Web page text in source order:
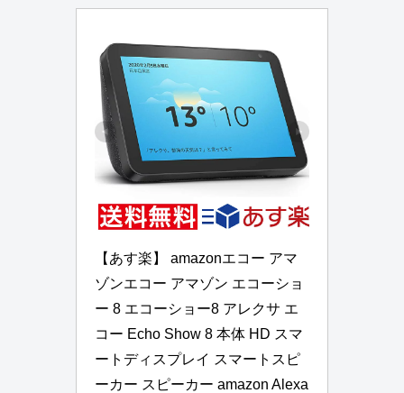
【あす楽】 amazonエコー アマ
ゾンエコー アマゾン エコーショ
ー 8 エコーショー8 アレクサ エ
コー Echo Show 8 本体 HD スマ
ートディスプレイ スマートスピ
ーカー スピーカー amazon Alexa